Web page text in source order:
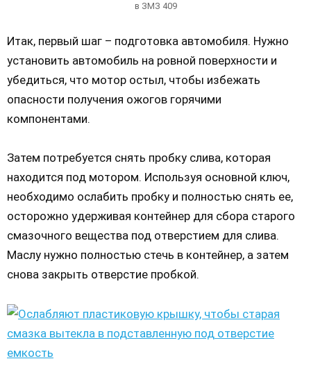
в ЗМЗ 409
Итак, первый шаг – подготовка автомобиля. Нужно
установить автомобиль на ровной поверхности и
убедиться, что мотор остыл, чтобы избежать
опасности получения ожогов горячими
компонентами.
Затем потребуется снять пробку слива, которая
находится под мотором. Используя основной ключ,
необходимо ослабить пробку и полностью снять ее,
осторожно удерживая контейнер для сбора старого
смазочного вещества под отверстием для слива.
Маслу нужно полностью стечь в контейнер, а затем
снова закрыть отверстие пробкой.